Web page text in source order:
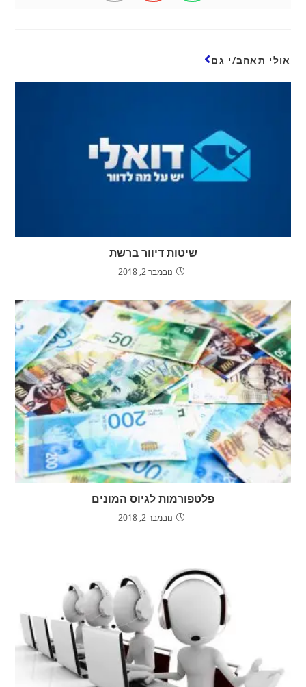
אולי תאהב/י גם
שיטות דיוור ברשת
נובמבר 2, 2018
פלטפורמות לגיוס המונים
נובמבר 2, 2018